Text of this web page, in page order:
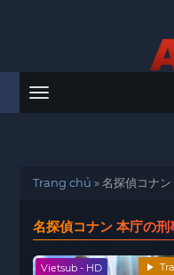
Menu
Trang chủ »名探偵コナ
名探偵コナン 本庁の
Vietsub - HD